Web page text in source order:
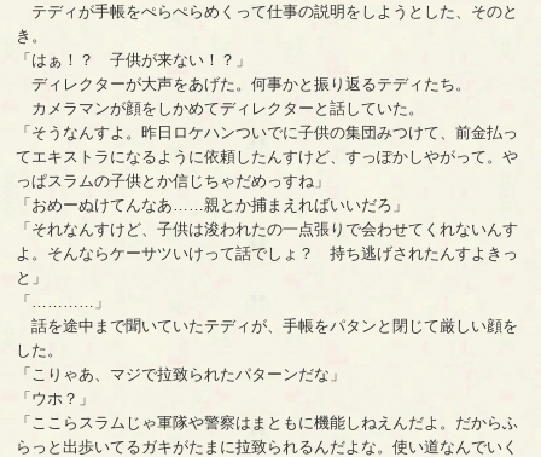
テディが手帳をぺらぺらめくって仕事の説明をしようとした、そのと
き。
「はぁ！？ 子供が来ない！？」
ディレクターが大声をあげた。何事かと振り返るテディたち。
カメラマンが顔をしかめてディレクターと話していた。
「そうなんすよ。昨日ロケハンついでに子供の集団みつけて、前金払っ
てエキストラになるように依頼したんすけど、すっぽかしやがって。や
っぱスラムの子供とか信じちゃだめっすね」
「おめーぬけてんなあ……親とか捕まえればいいだろ」
「それなんすけど、子供は浚われたの一点張りで会わせてくれないんす
よ。そんならケーサツいけって話でしょ？ 持ち逃げされたんすよきっ
と」
「…………」
話を途中まで聞いていたテディが、手帳をパタンと閉じて厳しい顔を
した。
「こりゃあ、マジで拉致られたパターンだな」
「ウホ？」
「ここらスラムじゃ軍隊や警察はまともに機能しねえんだよ。だからふ
らっと出歩いてるガキがたまに拉致られるんだよな。使い道なんでいく